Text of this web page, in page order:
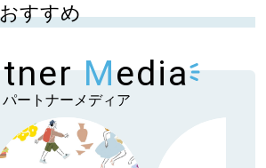
すすめ
Media
パートナーメディア